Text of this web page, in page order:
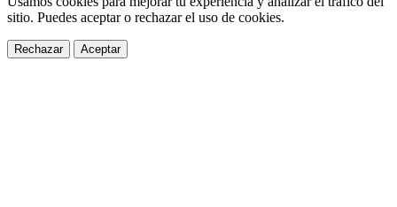
sitio. Puedes aceptar o rechazar el uso de cookies.
Rechazar Aceptar